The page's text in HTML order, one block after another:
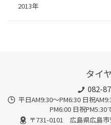
2013年
タイ
082-
平日AM9:30～PM6:30 日祝
PM6:00 日祝PM5:30
〒731-0101 広島県広島